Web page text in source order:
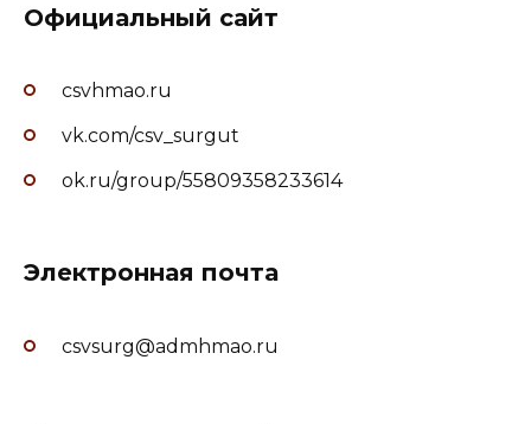
Официальный сайт
csvhmao.ru
vk.com/csv_surgut
ok.ru/group/55809358233614
Электронная почта
csvsurg@admhmao.ru